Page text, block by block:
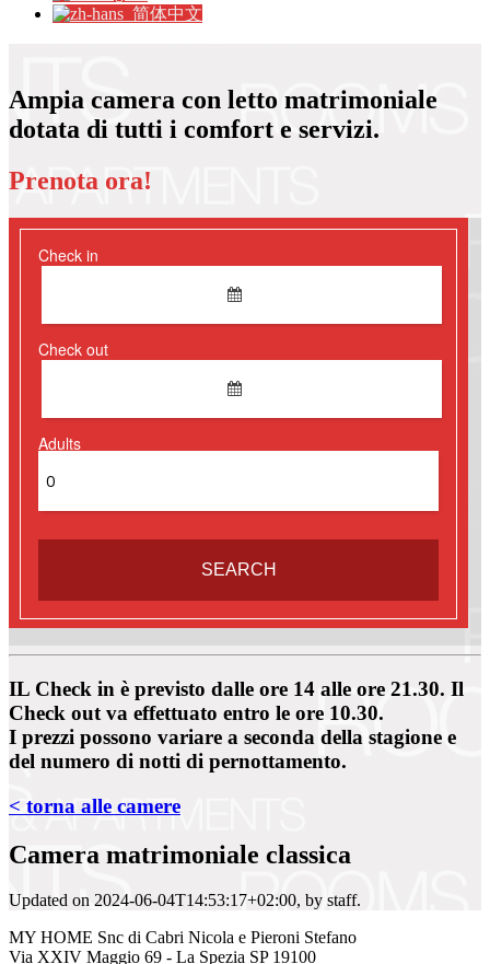
简体中文
Ampia camera con letto matrimoniale
dotata di tutti i comfort e servizi.
Prenota ora!
Check in
Check out
Adults
IL Check in è previsto dalle ore 14 alle ore 21.30. Il
Check out va effettuato entro le ore 10.30.
I prezzi possono variare a seconda della stagione e
del numero di notti di pernottamento.
< torna alle camere
Camera matrimoniale classica
Updated on 2024-06-04T14:53:17+02:00, by staff.
MY HOME Snc di Cabri Nicola e Pieroni Stefano
Via XXIV Maggio 69 - La Spezia SP 19100